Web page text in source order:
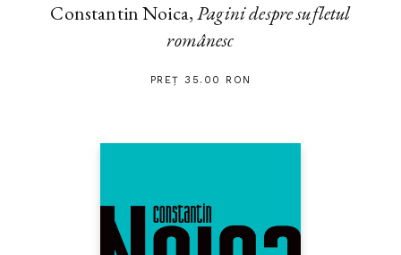
Constantin Noica,Pagini despre sufletul
românesc
PREȚ 35.00 RON